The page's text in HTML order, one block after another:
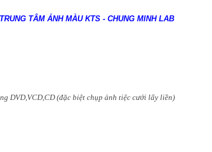
TRUNG TÂM ẢNH MÀU KTS - CHUNG MINH LAB
DVD,VCD,CD (đặc biệt chụp ảnh tiệc cưới lấy liền)